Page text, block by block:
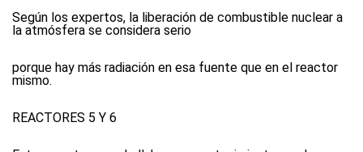
Según los expertos, la liberación de combustible nuclear a
la atmósfera se considera serio
porque hay más radiación en esa fuente que en el reactor
mismo.
REACTORES 5 Y 6